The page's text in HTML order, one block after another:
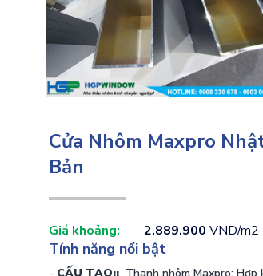
Cửa Nhôm Maxpro
Bản
Giá khoảng: 2.889.900 VND/m2
Tính năng nổi bật